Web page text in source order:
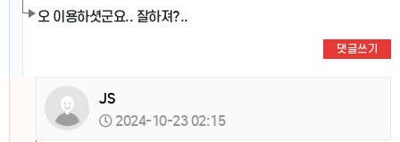
오 이용하셧군요.. 잘하져?..
댓글쓰기
JS
2024-10-23 02:15